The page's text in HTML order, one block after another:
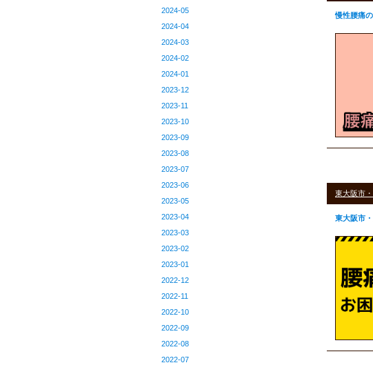
2024-05
2024-04
2024-03
2024-02
2024-01
2023-12
2023-11
2023-10
2023-09
2023-08
2023-07
2023-06
2023-05
2023-04
2023-03
2023-02
2023-01
2022-12
2022-11
2022-10
2022-09
2022-08
2022-07
慢性腰痛
東大阪市
東大阪市